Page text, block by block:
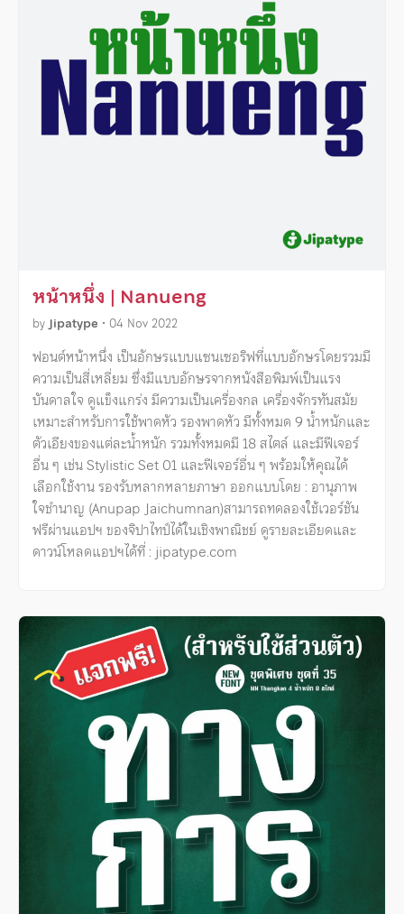
หน้าหนึ่ง | Nanueng
byJipatype • 04 Nov 2022
ฟอนต์หน้าหนึ่ง เป็นอักษรแบบแซนเซอริฟที่แบบอักษรโดยรวมมี
ความเป็นสี่เหลี่ยม ซึ่งมีแบบอักษรจากหนังสือพิมพ์เป็นแรง
บันดาลใจ ดูแข็งแกร่ง มีความเป็นเครื่องกล เครื่องจักรทันสมัย
เหมาะสำหรับการใช้พาดหัว รองพาดหัว มีทั้งหมด 9 น้ำหนักและ
ตัวเอียงของแต่ละน้ำหนัก รวมทั้งหมดมี 18 สไตล์ และมีฟีเจอร์
อื่น ๆ เช่น Stylistic Set 01 และฟีเจอร์อื่น ๆ พร้อมให้คุณได้
เลือกใช้งาน รองรับหลากหลายภาษา ออกแบบโดย : อานุภาพ
ใจชำนาญ (Anupap Jaichumnan)สามารถทดลองใช้เวอร์ชัน
ฟรีผ่านแอปฯ ของจิปาไทป์ได้ในเชิงพาณิชย์ ดูรายละเอียดและ
ดาวน์โหลดแอปฯได้ที่ : jipatype.com